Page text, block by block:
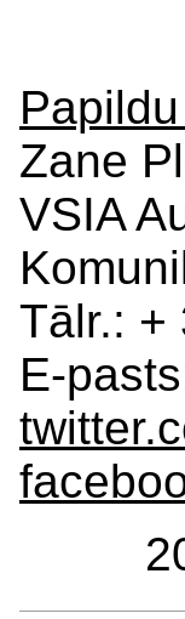
Zane
VSIA
Tālr.: +
E-